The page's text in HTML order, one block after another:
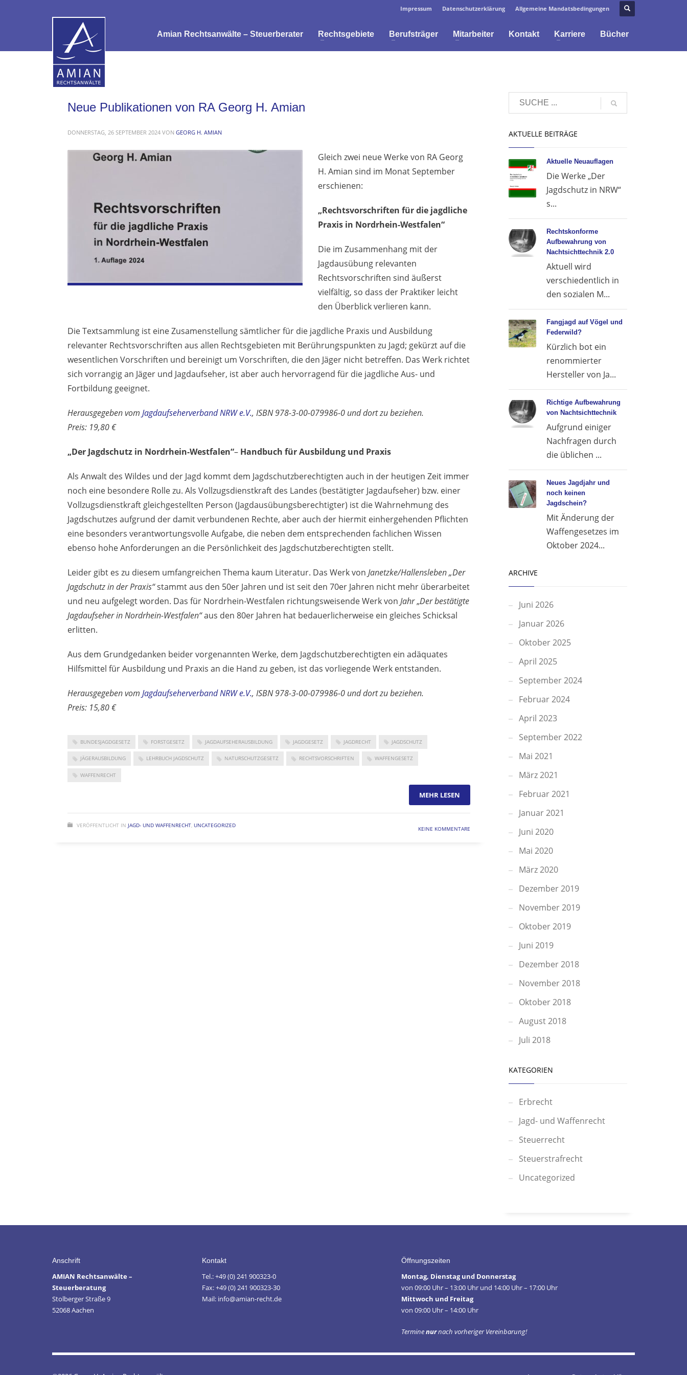
Impressum Datenschutzerklärung Allgemeine Mandatsbedingungen
Amian Rechtsanwälte – Steuerberater Rechtsgebiete Berufsträger Mitarbeiter Kontakt Karriere Bücher
Neue Publikationen von RA Georg H. Amian
DONNERSTAG, 26 SEPTEMBER 2024 VON GEORG H. AMIAN
Gleich zwei neue Werke von RA Georg
H. Amian sind im Monat September
erschienen:
„Rechtsvorschriften für die jagdliche
Praxis in Nordrhein-Westfalen“
Die im Zusammenhang mit der
Jagdausübung relevanten
Rechtsvorschriften sind äußerst
vielfältig, so dass der Praktiker leicht
den Überblick verlieren kann.
Die Textsammlung ist eine Zusamenstellung sämtlicher für die jagdliche Praxis und Ausbildung
relevanter Rechtsvorschriften aus allen Rechtsgebieten mit Berührungspunkten zu Jagd; gekürzt auf die
wesentlichen Vorschriften und bereinigt um Vorschriften, die den Jäger nicht betreffen. Das Werk richtet
sich vorrangig an Jäger und Jagdaufseher, ist aber auch hervorragend für die jagdliche Aus- und
Fortbildung geeignet.
Herausgegeben vom Jagdaufseherverband NRW e.V., ISBN 978-3-00-079986-0 und dort zu beziehen.
Preis: 19,80 €
„Der Jagdschutz in Nordrhein-Westfalen“– Handbuch für Ausbildung und Praxis
Als Anwalt des Wildes und der Jagd kommt dem Jagdschutzberechtigten auch in der heutigen Zeit immer
noch eine besondere Rolle zu. Als Vollzugsdienstkraft des Landes (bestätigter Jagdaufseher) bzw. einer
Vollzugsdienstkraft gleichgestellten Person (Jagdausübungsberechtigter) ist die Wahrnehmung des
Jagdschutzes aufgrund der damit verbundenen Rechte, aber auch der hiermit einhergehenden Pflichten
eine besonders verantwortungsvolle Aufgabe, die neben dem entsprechenden fachlichen Wissen
ebenso hohe Anforderungen an die Persönlichkeit des Jagdschutzberechtigten stellt.
Leider gibt es zu diesem umfangreichen Thema kaum Literatur. Das Werk von Janetzke/Hallensleben„Der
Jagdschutz in der Praxis“stammt aus den 50er Jahren und ist seit den 70er Jahren nicht mehr überarbeitet
und neu aufgelegt worden. Das für Nordrhein-Westfalen richtungsweisende Werk von Jahr„Der bestätigte
Jagdaufseher in Nordrhein-Westfalen“aus den 80er Jahren hat bedauerlicherweise ein gleiches Schicksal
erlitten.
Aus dem Grundgedanken beider vorgenannten Werke, dem Jagdschutzberechtigten ein adäquates
Hilfsmittel für Ausbildung und Praxis an die Hand zu geben, ist das vorliegende Werk entstanden.
Herausgegeben vom Jagdaufseherverband NRW e.V., ISBN 978-3-00-079986-0 und dort zu beziehen.
Preis: 15,80 €
BUNDESJAGDGESETZ FORSTGESETZ JAGDAUFSEHERAUSBILDUNG JAGDGESETZ JAGDRECHT JAGDSCHUTZ
JÄGERAUSBILDUNG LEHRBUCH JAGDSCHUTZ NATURSCHUTZGESETZ RECHTSVORSCHRIFTEN WAFFENGESETZ
WAFFENRECHT
MEHR LESEN
VERÖFFENTLICHT IN JAGD- UND WAFFENRECHT, UNCATEGORIZED KEINE KOMMENTARE
AKTUELLE BEITRÄGE
Aktuelle Neuauflagen
Die Werke „Der
Jagdschutz in NRW“
s...
Rechtskonforme
Aufbewahrung von
Nachtsichttechnik 2.0
Aktuell wird
verschiedentlich in
den sozialen M...
Fangjagd auf Vögel und
Federwild?
Kürzlich bot ein
renommierter
Hersteller von Ja...
Richtige Aufbewahrung
von Nachtsichttechnik
Aufgrund einiger
Nachfragen durch
die üblichen ...
Neues Jagdjahr und
noch keinen
Jagdschein?
Mit Änderung der
Waffengesetzes im
Oktober 2024...
ARCHIVE
Juni 2026
Januar 2026
Oktober 2025
April 2025
September 2024
Februar 2024
April 2023
September 2022
Mai 2021
März 2021
Februar 2021
Januar 2021
Juni 2020
Mai 2020
März 2020
Dezember 2019
November 2019
Oktober 2019
Juni 2019
Dezember 2018
November 2018
Oktober 2018
August 2018
Juli 2018
KATEGORIEN
Erbrecht
Jagd- und Waffenrecht
Steuerrecht
Steuerstrafrecht
Uncategorized
Anschrift
AMIAN Rechtsanwälte –
Steuerberatung
Stolberger Straße 9
52068 Aachen
Kontakt
Tel.: +49 (0) 241 900323-0
Fax: +49 (0) 241 900323-30
Mail: info@amian-recht.de
Öffnungszeiten
Montag, Dienstag und Donnerstag
von 09:00 Uhr – 13:00 Uhr und 14:00 Uhr – 17:00 Uhr
Mittwoch und Freitag
von 09:00 Uhr – 14:00 Uhr
Terminenurnach vorheriger Vereinbarung!